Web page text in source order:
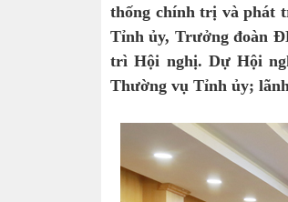
thống chính trị và phát
Tỉnh ủy, Trưởng đoàn
trì Hội nghị. Dự Hội
Thường vụ Tỉnh ủy;